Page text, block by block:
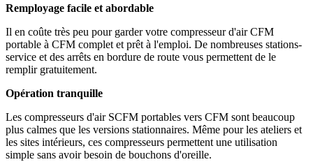
Remployage facile et abordable
Il en coûte très peu pour garder votre compresseur d'air CFM
portable à CFM complet et prêt à l'emploi. De nombreuses stations-
service et des arrêts en bordure de route vous permettent de le
remplir gratuitement.
Opération tranquille
Les compresseurs d'air SCFM portables vers CFM sont beaucoup
plus calmes que les versions stationnaires. Même pour les ateliers et
les sites intérieurs, ces compresseurs permettent une utilisation
simple sans avoir besoin de bouchons d'oreille.